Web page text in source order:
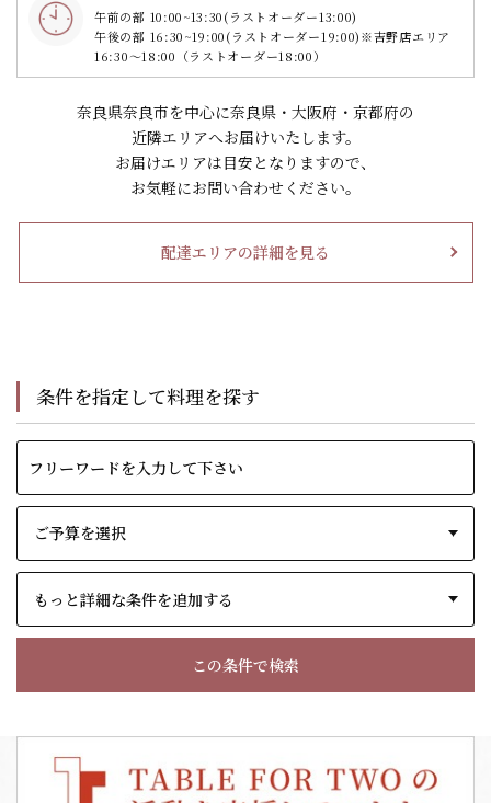
午前の部 10:00~13:30(ラストオーダー13:00)
午後の部 16:30~19:00(ラストオーダー19:00)※吉野店エリア
16:30～18:00（ラストオーダー18:00）
奈良県奈良市を中心に奈良県・大阪府・京都府の
近隣エリアへお届けいたします。
お届けエリアは目安となりますので、
お気軽にお問い合わせください。
配達エリアの詳細を見る
条件を指定して料理を探す
もっと詳細な条件を追加する
この条件で検索